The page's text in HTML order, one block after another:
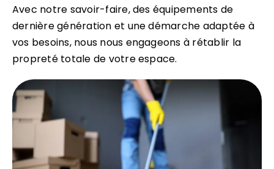
Avec notre savoir-faire, des équipements de
dernière génération et une démarche adaptée à
vos besoins, nous nous engageons à rétablir la
propreté totale de votre espace.